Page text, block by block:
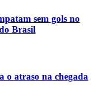
sem gols no
Brasil
o atraso na chegada